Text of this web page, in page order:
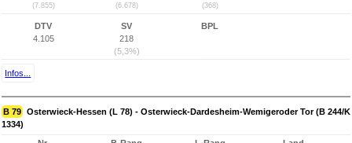
(7.855) (6.678) (368)
DTV
4.105
SV
218
(5,3%)
BPL
Infos...
B 79 Osterwieck-Hessen (L 78) - Osterwieck-Dardesheim-Wemigeroder Tor (B 244/K
1334)